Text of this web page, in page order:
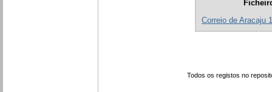
Correio de Aracaju
Todos os registos no